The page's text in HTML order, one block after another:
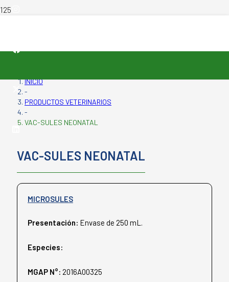
INICIO
-
PRODUCTOS VETERINARIOS
-
VAC-SULES NEONATAL
VAC-SULES NEONATAL
MICROSULES
Presentación: Envase de 250 mL.
Especies:
MGAP N°: 2016A00325